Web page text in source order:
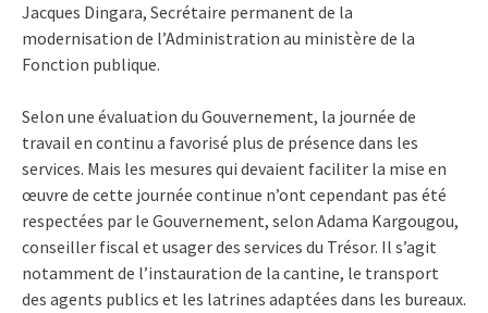
Jacques Dingara, Secrétaire permanent de la
modernisation de l’Administration au ministère de la
Fonction publique.
Selon une évaluation du Gouvernement, la journée de
travail en continu a favorisé plus de présence dans les
services. Mais les mesures qui devaient faciliter la mise en
œuvre de cette journée continue n’ont cependant pas été
respectées par le Gouvernement, selon Adama Kargougou,
conseiller fiscal et usager des services du Trésor. Il s’agit
notamment de l’instauration de la cantine, le transport
des agents publics et les latrines adaptées dans les bureaux.